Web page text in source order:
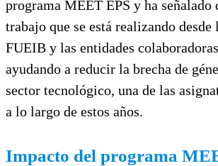
programa MEET EPS y ha señalado
trabajo que se está realizando desde
FUEIB y las entidades
ayudando a reducir la brecha de
sector tecnológico, una de las
a lo largo de estos años.
Impacto del programa